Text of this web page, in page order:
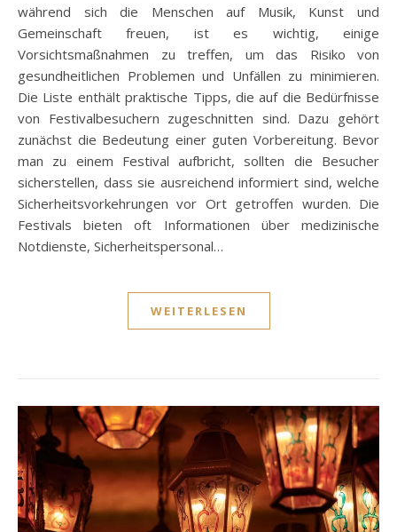
während sich die Menschen auf Musik, Kunst und
Gemeinschaft freuen, ist es wichtig, einige
Vorsichtsmaßnahmen zu treffen, um das Risiko von
gesundheitlichen Problemen und Unfällen zu minimieren.
Die Liste enthält praktische Tipps, die auf die Bedürfnisse
von Festivalbesuchern zugeschnitten sind. Dazu gehört
zunächst die Bedeutung einer guten Vorbereitung. Bevor
man zu einem Festival aufbricht, sollten die Besucher
sicherstellen, dass sie ausreichend informiert sind, welche
Sicherheitsvorkehrungen vor Ort getroffen wurden. Die
Festivals bieten oft Informationen über medizinische
Notdienste, Sicherheitspersonal…
WEITERLESEN